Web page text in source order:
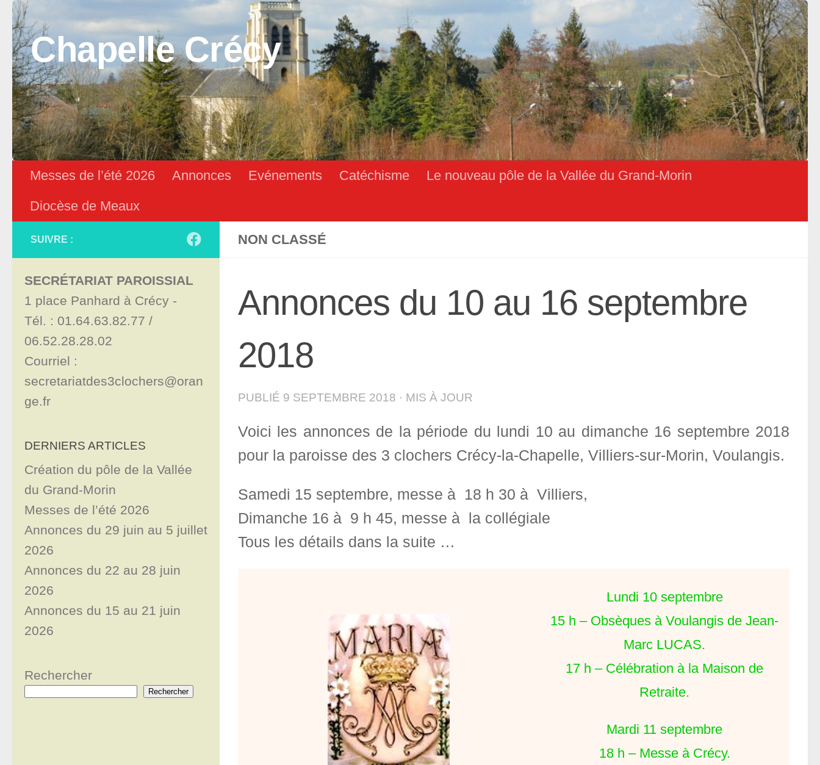
Skip to content
Chapelle Crécy
Messes de l’été 2026 Annonces Evénements Catéchisme
Le nouveau pôle de la Vallée du Grand-Morin
Diocèse de Meaux
NON CLASSÉ
Annonces du 10 au 16 septembre
2018
PUBLIÉ 9 SEPTEMBRE 2018 · MIS À JOUR
Voici les annonces de la période du lundi 10 au dimanche 16 septembre 2018
pour la paroisse des 3 clochers Crécy-la-Chapelle, Villiers-sur-Morin, Voulangis.
Samedi 15 septembre, messe à 18 h 30 à Villiers,
Dimanche 16 à 9 h 45, messe à la collégiale
Tous les détails dans la suite …
Lundi 10 septembre
15 h – Obsèques à Voulangis de Jean-
Marc LUCAS.
17 h – Célébration à la Maison de
Retraite.
Mardi 11 septembre
18 h – Messe à Crécy.
SUIVRE :
SECRÉTARIAT PAROISSIAL
1 place Panhard à Crécy -
Tél. : 01.64.63.82.77 /
06.52.28.28.02
Courriel :
secretariatdes3clochers@oran
ge.fr
DERNIERS ARTICLES
Création du pôle de la Vallée
du Grand-Morin
Messes de l’été 2026
Annonces du 29 juin au 5 juillet
2026
Annonces du 22 au 28 juin
2026
Annonces du 15 au 21 juin
2026
Rechercher
Rechercher